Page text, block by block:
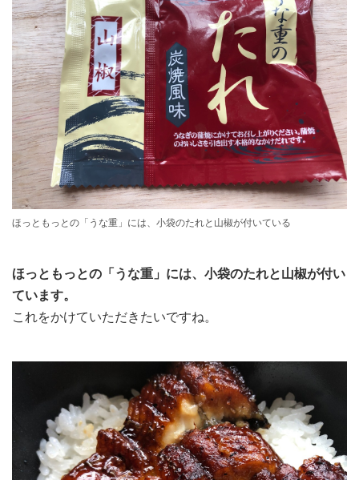
ほっともっとの「うな重」には、小袋のたれと山椒が付いている
ほっともっとの「うな重」には、小袋のたれと山椒が付い
ています。
これをかけていただきたいですね。